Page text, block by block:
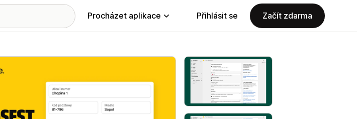
Procházet aplikace Přihlásit se Začít zdarma